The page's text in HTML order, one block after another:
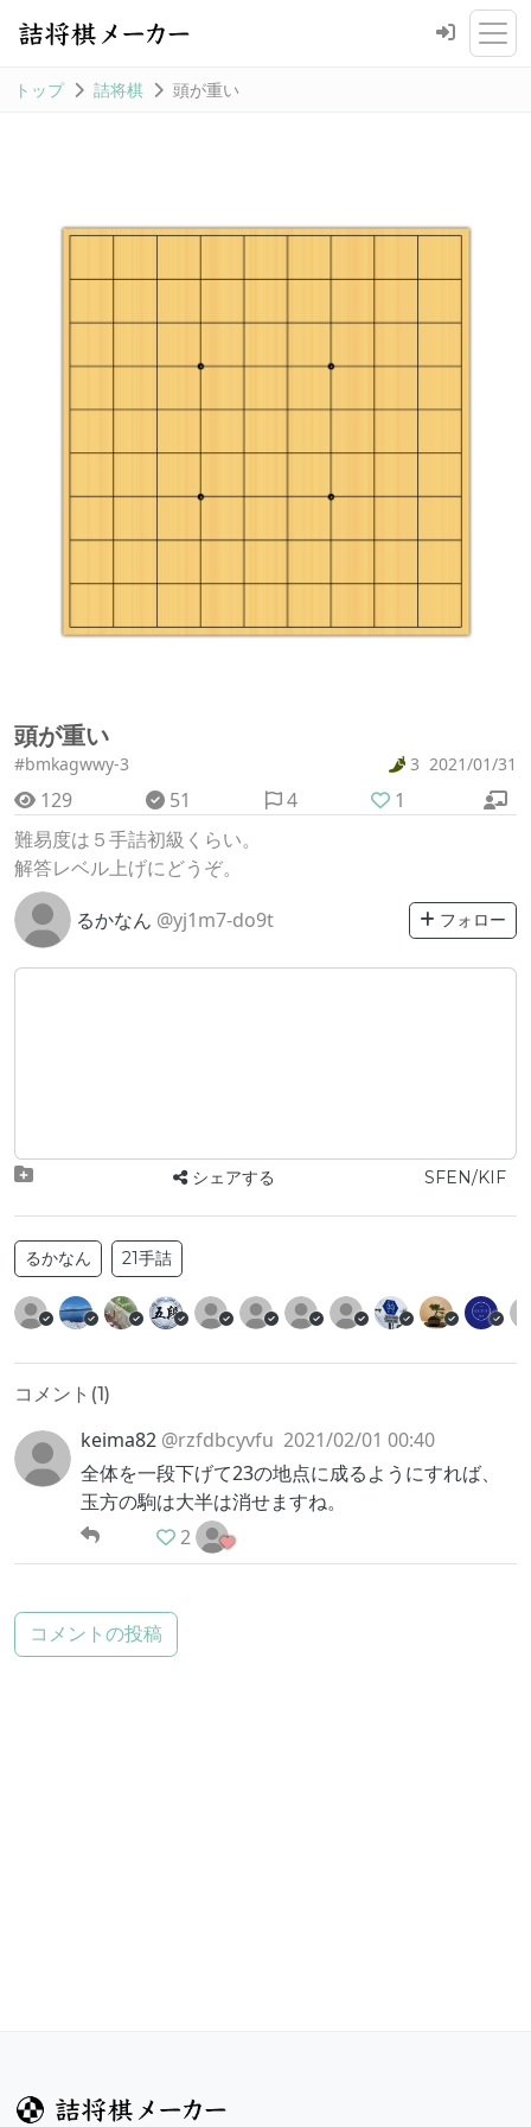
トップ 詰将棋 頭が重い
頭が重い
#bmkagwwy-3 3 2021/01/31
129 51 4
1
難易度は５手詰初級くらい。
解答レベル上げにどうぞ。
るかなん @yj1m7-do9t フォロー
シェアする SFEN/KIF
るかなん 21手詰
コメント(1)
keima82 @rzfdbcyvfu 2021/02/01 00:40
全体を一段下げて23の地点に成るようにすれば、
玉方の駒は大半は消せますね。
2
コメントの投稿